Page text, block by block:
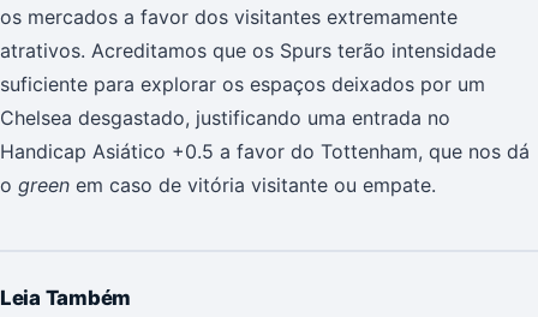
os mercados a favor dos visitantes extremamente
atrativos. Acreditamos que os Spurs terão intensidade
suficiente para explorar os espaços deixados por um
Chelsea desgastado, justificando uma entrada no
Handicap Asiático +0.5 a favor do Tottenham, que nos dá
o green em caso de vitória visitante ou empate.
Leia Também